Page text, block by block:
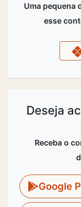
Uma pequena
esse
Deseja
Receba o
Google